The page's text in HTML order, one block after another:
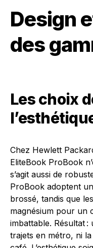
Design
des
Les choix
Chez Hewlett
EliteBook ProBook
s’agit aussi de
ProBook adoptent
brossé, tandis que
magnésium pour un
imbattable. Résultat
trajets en métro, ni